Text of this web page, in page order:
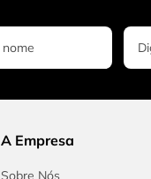
A Empresa
Sobre Nós